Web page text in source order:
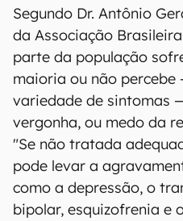
Segundo Dr. Antônio
da Associação
parte da população
maioria ou não percebe
variedade de sintomas
vergonha, ou medo da
"Se não tratada
pode levar a
como a depressão, o
bipolar, esquizofrenia e